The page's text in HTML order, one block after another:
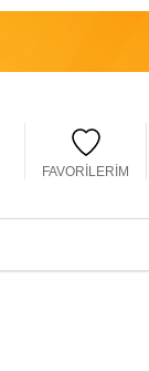
FAVORILERIM